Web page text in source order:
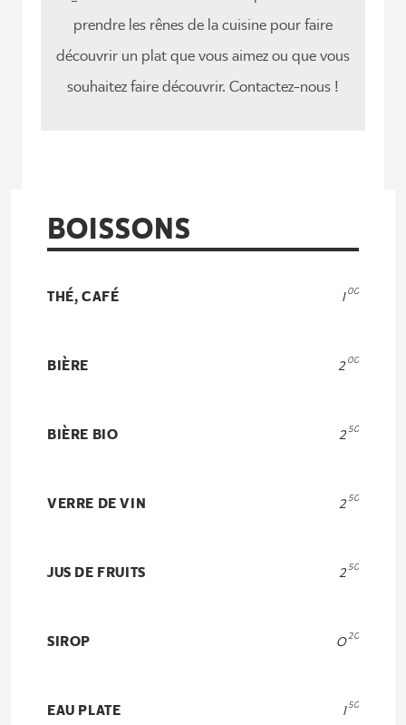
prendre les rênes de la cuisine pour faire
découvrir un plat que vous aimez ou que vous
souhaitez faire découvrir. Contactez-nous !
BOISSONS
THÉ, CAFÉ 1 00
BIÈRE 2 00
BIÈRE BIO 2 50
VERRE DE VIN 2 50
JUS DE FRUITS 2 50
SIROP O 20
EAU PLATE 1 50